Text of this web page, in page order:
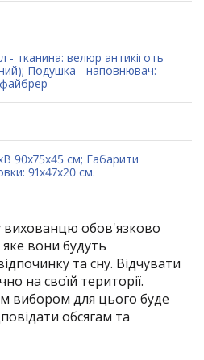
- тканина: велюр антикіготь
Подушка - наповнювач:
90х75х45 см; Габарити
91х47х20 см.
обов'язково
яке вони будуть
та сну. Відчувати
на своїй території.
вибором для цього буде
обсягам та